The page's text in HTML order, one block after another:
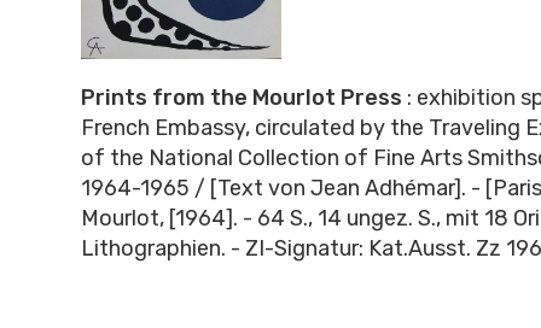
Prints from the Mourlot Press : exhibition
French Embassy, circulated by the Traveling
of the National Collection of Fine Arts
1964-1965 / [Text von Jean Adhémar]. -
Mourlot, [1964]. - 64 S., 14 ungez. S., mit 18
Lithographien. - ZI-Signatur: Kat.Ausst. Zz